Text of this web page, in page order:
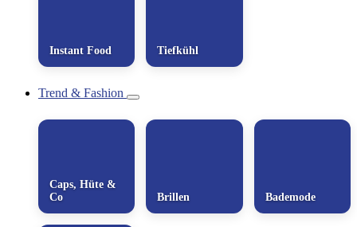
Instant Food Tiefkühl
Trend & Fashion
Caps, Hüte &
Co
Brillen Bademode